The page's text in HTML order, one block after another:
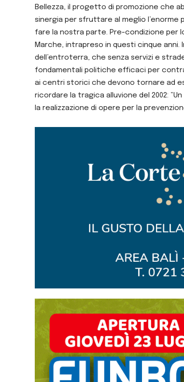
Bellezza, il progetto di promozione che
sinergia per sfruttare al meglio
fare la nostra parte. Pre-condizione per
Marche, intrapreso in questi cinque
dell’entroterra, che senza servizi e
fondamentali politiche efficaci per
ai centri storici che devono tornare ad
ricordare la tragica alluvione del 2002:
la realizzazione di opere per la